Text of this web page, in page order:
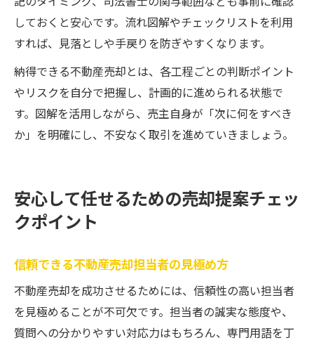
しておくと安心です。流れ図解やチェックリストを利用
すれば、見落としや手戻りを防ぎやすくなります。
納得できる不動産売却とは、各工程ごとの判断ポイント
やリスクを自分で把握し、計画的に進められる状態で
す。図解を活用しながら、売主自身が「次に何をすべき
か」を明確にし、不安なく取引を進めていきましょう。
安心して任せるための売却提案チェッ
クポイント
信頼できる不動産売却担当者の見極め方
不動産売却を成功させるためには、信頼性の高い担当者
を見極めることが不可欠です。担当者の誠実な態度や、
質問への分かりやすい対応力はもちろん、専門用語を丁